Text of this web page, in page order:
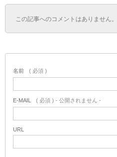
この記事へのコメントはありません。
名前 ( 必須 )
E-MAIL ( 必須 ) - 公開されません -
URL